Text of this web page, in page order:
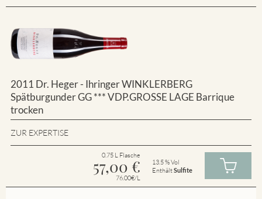
2011 Dr. Heger - Ihringer WINKLERBERG
Spätburgunder GG *** VDP.GROSSE LAGE Barrique
trocken
ZUR EXPERTISE
0.75 L Flasche
57,00 €
76.00€/L
13.5 % Vol
EnthältSulfite